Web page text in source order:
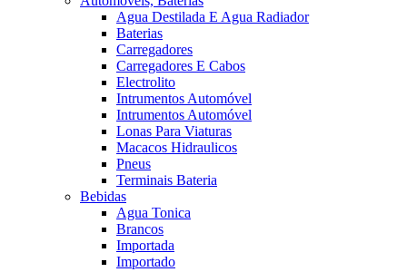
Agua Destilada E Agua Radiador
Baterias
Carregadores
Carregadores E Cabos
Electrolito
Intrumentos Automóvel
Intrumentos Automóvel
Lonas Para Viaturas
Macacos Hidraulicos
Pneus
Terminais Bateria
Bebidas
Agua Tonica
Brancos
Importada
Importado